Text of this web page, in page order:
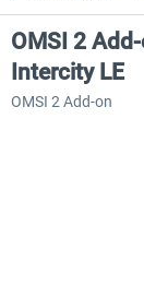
OMSI 2
Intercity LE
OMSI 2 Add-on